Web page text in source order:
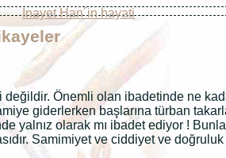
Inayet Han´in hayati
Önemli olan ibadetinde ne
giderlerken başlarına türban
yalnız olarak mı ibadet ediyor !
Samimiyet ve ciddiyet ve